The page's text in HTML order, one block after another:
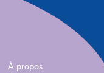
À propos